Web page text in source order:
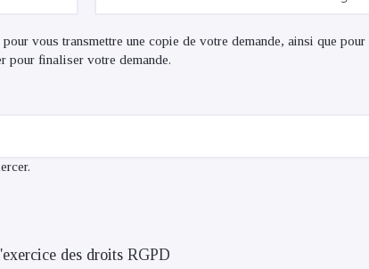
vous transmettre une copie de votre demande, ainsi que pour
pour finaliser votre demande.
des droits RGPD